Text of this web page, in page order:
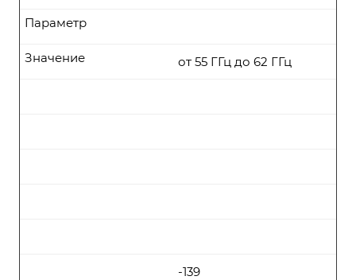
Параметр
от 55 ГГц до 62 ГГц
Значение
-139